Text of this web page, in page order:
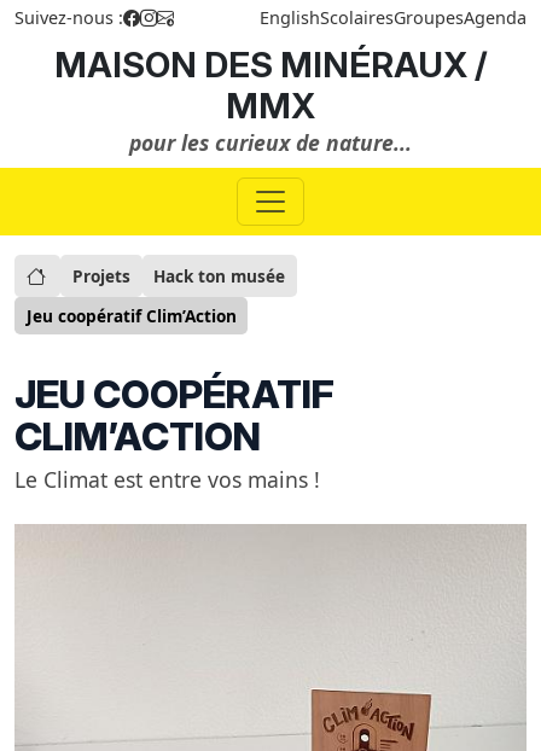
Suivez-nous : EnglishScolairesGroupesAgenda
MAISON DES MINÉRAUX /
MMX
pour les curieux de nature...
Projets
Hack ton musée
Jeu coopératif Clim’Action
JEU COOPÉRATIF
CLIM’ACTION
Le Climat est entre vos mains !